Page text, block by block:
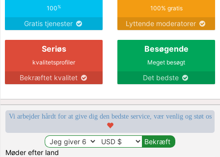
100%
Gratis tjenester
100% gratis
Lyttende moderatorer
Seriøs
kvalitetsprofiler
Bekræftet kvalitet
Besøgende
Meget besøgt
Det bedste
Vi arbejder hårdt for at give dig den bedste service, vær venlig og støt os
Møder efter land